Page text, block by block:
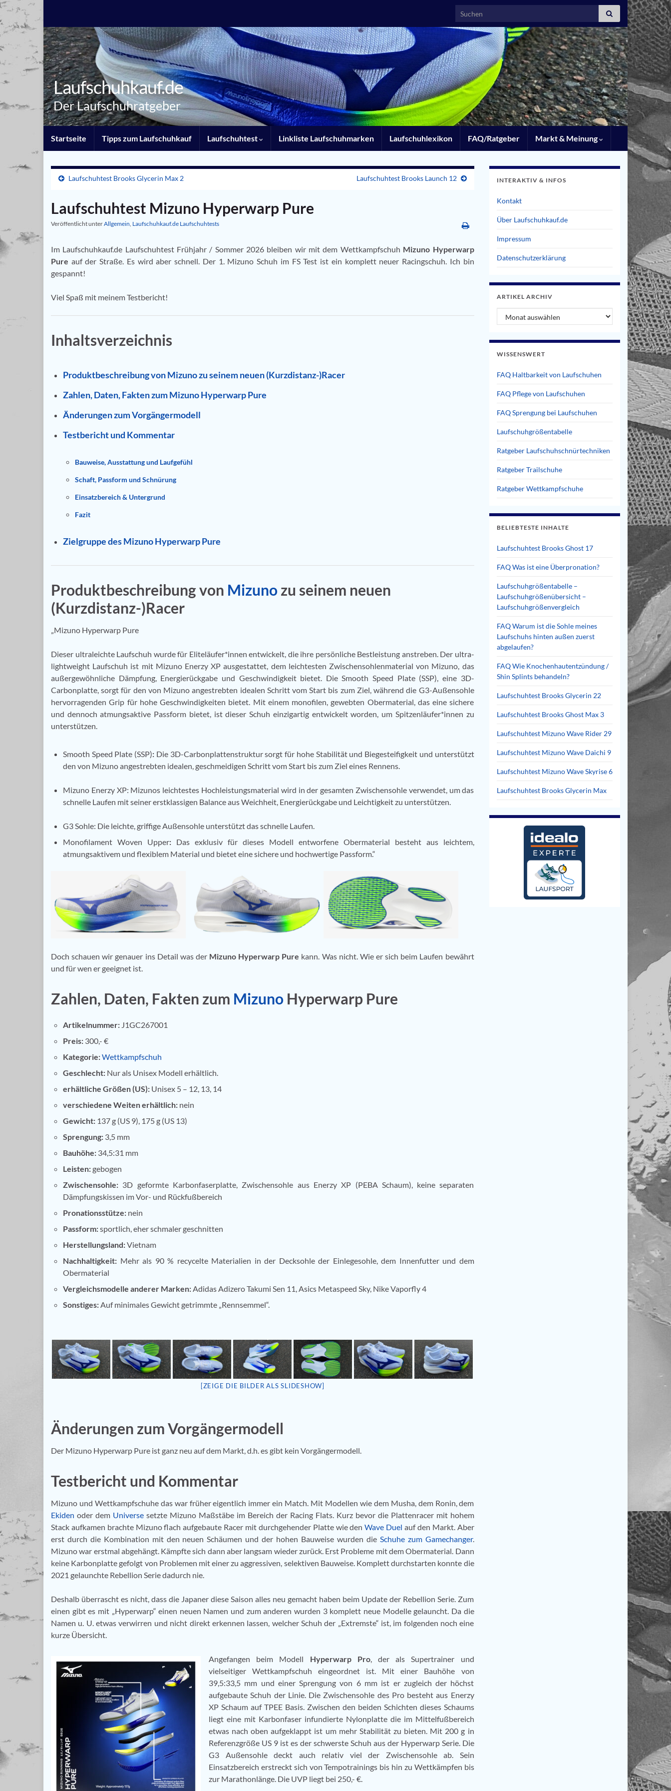
Search for:
Laufschuhkauf.de
Der Laufschuhratgeber
Startseite Tipps zum Laufschuhkauf Laufschuhtest Linkliste Laufschuhmarken Laufschuhlexikon FAQ/Ratgeber Markt & Meinung
Laufschuhtest Brooks Glycerin Max 2 Laufschuhtest Brooks Launch 12
Laufschuhtest Mizuno Hyperwarp Pure
Veröffentlicht unterAllgemein, Laufschuhkauf.de Laufschuhtests
Im Laufschuhkauf.de Laufschuhtest Frühjahr / Sommer 2026 bleiben wir mit dem Wettkampfschuh Mizuno Hyperwarp
Pure auf der Straße. Es wird aber schnell. Der 1. Mizuno Schuh im FS Test ist ein komplett neuer Racingschuh. Ich bin
gespannt!
Viel Spaß mit meinem Testbericht!
Inhaltsverzeichnis
Produktbeschreibung von Mizuno zu seinem neuen (Kurzdistanz-)Racer
Zahlen, Daten, Fakten zum Mizuno Hyperwarp Pure
Änderungen zum Vorgängermodell
Testbericht und Kommentar
Bauweise, Ausstattung und Laufgefühl
Schaft, Passform und Schnürung
Einsatzbereich & Untergrund
Fazit
Zielgruppe des Mizuno Hyperwarp Pure
Produktbeschreibung von Mizunozu seinem neuen
(Kurzdistanz-)Racer
„Mizuno Hyperwarp Pure
Dieser ultraleichte Laufschuh wurde für Eliteläufer*innen entwickelt, die ihre persönliche Bestleistung anstreben. Der ultra-
lightweight Laufschuh ist mit Mizuno Enerzy XP ausgestattet, dem leichtesten Zwischensohlenmaterial von Mizuno, das
außergewöhnliche Dämpfung, Energierückgabe und Geschwindigkeit bietet. Die Smooth Speed Plate (SSP), eine 3D-
Carbonplatte, sorgt für den von Mizuno angestrebten idealen Schritt vom Start bis zum Ziel, während die G3-Außensohle
hervorragenden Grip für hohe Geschwindigkeiten bietet. Mit einem monofilen, gewebten Obermaterial, das eine sichere
und dennoch atmungsaktive Passform bietet, ist dieser Schuh einzigartig entwickelt worden, um Spitzenläufer*innen zu
unterstützen.
Smooth Speed Plate (SSP): Die 3D-Carbonplattenstruktur sorgt für hohe Stabilität und Biegesteifigkeit und unterstützt
den von Mizuno angestrebten idealen, geschmeidigen Schritt vom Start bis zum Ziel eines Rennens.
Mizuno Enerzy XP: Mizunos leichtestes Hochleistungsmaterial wird in der gesamten Zwischensohle verwendet, um das
schnelle Laufen mit seiner erstklassigen Balance aus Weichheit, Energierückgabe und Leichtigkeit zu unterstützen.
G3 Sohle: Die leichte, griffige Außensohle unterstützt das schnelle Laufen.
Monofilament Woven Upper: Das exklusiv für dieses Modell entworfene Obermaterial besteht aus leichtem,
atmungsaktivem und flexiblem Material und bietet eine sichere und hochwertige Passform.“
Doch schauen wir genauer ins Detail was der Mizuno Hyperwarp Pure kann. Was nicht. Wie er sich beim Laufen bewährt
und für wen er geeignet ist.
Zahlen, Daten, Fakten zum Mizuno Hyperwarp Pure
Artikelnummer: J1GC267001
Preis: 300,- €
Kategorie:Wettkampfschuh
Geschlecht: Nur als Unisex Modell erhältlich.
erhältliche Größen (US): Unisex 5 – 12, 13, 14
verschiedene Weiten erhältlich: nein
Gewicht: 137 g (US 9), 175 g (US 13)
Sprengung: 3,5 mm
Bauhöhe: 34,5:31 mm
Leisten:gebogen
Zwischensohle: 3D geformte Karbonfaserplatte, Zwischensohle aus Enerzy XP (PEBA Schaum), keine separaten
Dämpfungskissen im Vor- und Rückfußbereich
Pronationsstütze: nein
Passform:sportlich, eher schmaler geschnitten
Herstellungsland:Vietnam
Nachhaltigkeit: Mehr als 90 % recycelte Materialien in der Decksohle der Einlegesohle, dem Innenfutter und dem
Obermaterial
Vergleichsmodelle anderer Marken:Adidas Adizero Takumi Sen 11, Asics Metaspeed Sky, Nike Vaporfly 4
Sonstiges:Auf minimales Gewicht getrimmte „Rennsemmel“.
[ZEIGE DIE BILDER ALS SLIDESHOW]
Änderungen zum Vorgängermodell
Der Mizuno Hyperwarp Pure ist ganz neu auf dem Markt, d.h. es gibt kein Vorgängermodell.
Testbericht und Kommentar
Mizuno und Wettkampfschuhe das war früher eigentlich immer ein Match. Mit Modellen wie dem Musha, dem Ronin, dem
Ekiden oder dem Universesetzte Mizuno Maßstäbe im Bereich der Racing Flats. Kurz bevor die Plattenracer mit hohem
Stack aufkamen brachte Mizuno flach aufgebaute Racer mit durchgehender Platte wie denWave Duel auf den Markt. Aber
erst durch die Kombination mit den neuen Schäumen und der hohen Bauweise wurden die Schuhe zum Gamechanger.
Mizuno war erstmal abgehängt. Kämpfte sich dann aber langsam wieder zurück. Erst Probleme mit dem Obermaterial. Dann
keine Karbonplatte gefolgt von Problemen mit einer zu aggressiven, selektiven Bauweise. Komplett durchstarten konnte die
2021 gelaunchte Rebellion Serie dadurch nie.
Deshalb überrascht es nicht, dass die Japaner diese Saison alles neu gemacht haben beim Update der Rebellion Serie. Zum
einen gibt es mit „Hyperwarp“ einen neuen Namen und zum anderen wurden 3 komplett neue Modelle gelauncht. Da die
Namen u. U. etwas verwirren und nicht direkt erkennen lassen, welcher Schuh der „Extremste“ ist, im folgenden noch eine
kurze Übersicht.
Angefangen beim Modell Hyperwarp Pro, der als Supertrainer und
vielseitiger Wettkampfschuh eingeordnet ist. Mit einer Bauhöhe von
39,5:33,5 mm und einer Sprengung von 6 mm ist er zugleich der höchst
aufgebaute Schuh der Linie. Die Zwischensohle des Pro besteht aus Enerzy
XP Schaum auf TPEE Basis. Zwischen den beiden Schichten dieses Schaums
liegt eine mit Karbonfaser infundierte Nylonplatte die im Mittelfußbereich
etwas nach oben aufgeklappt ist um mehr Stabilität zu bieten. Mit 200 g in
Referenzgröße US 9 ist es der schwerste Schuh aus der Hyperwarp Serie. Die
G3 Außensohle deckt auch relativ viel der Zwischensohle ab. Sein
Einsatzbereich erstreckt sich von Tempotrainings bis hin zu Wettkämpfen bis
zur Marathonlänge. Die UVP liegt bei 250,- €.
INTERAKTIV & INFOS
Kontakt
Über Laufschuhkauf.de
Impressum
Datenschutzerklärung
ARTIKEL ARCHIV
Artikel Archiv
WISSENSWERT
FAQ Haltbarkeit von Laufschuhen
FAQ Pflege von Laufschuhen
FAQ Sprengung bei Laufschuhen
Laufschuhgrößentabelle
Ratgeber Laufschuhschnürtechniken
Ratgeber Trailschuhe
Ratgeber Wettkampfschuhe
BELIEBTESTE INHALTE
Laufschuhtest Brooks Ghost 17
FAQ Was ist eine Überpronation?
Laufschuhgrößentabelle –
Laufschuhgrößenübersicht –
Laufschuhgrößenvergleich
FAQ Warum ist die Sohle meines
Laufschuhs hinten außen zuerst
abgelaufen?
FAQ Wie Knochenhautentzündung /
Shin Splints behandeln?
Laufschuhtest Brooks Glycerin 22
Laufschuhtest Brooks Ghost Max 3
Laufschuhtest Mizuno Wave Rider 29
Laufschuhtest Mizuno Wave Daichi 9
Laufschuhtest Mizuno Wave Skyrise 6
Laufschuhtest Brooks Glycerin Max